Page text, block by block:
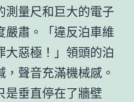
測量尺和巨大的電子
嚴肅。「違反泊車維
大惡極！」領頭的泊
聲音充滿機械感。
是垂直停在了牆壁